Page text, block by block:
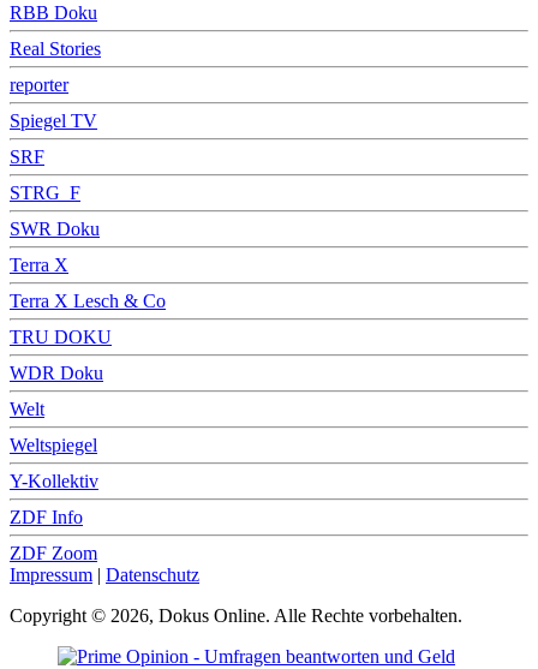
RBB Doku
Real Stories
reporter
Spiegel TV
SRF
STRG_F
SWR Doku
Terra X
Terra X Lesch & Co
TRU DOKU
WDR Doku
Welt
Weltspiegel
Y-Kollektiv
ZDF Info
ZDF Zoom
Impressum | Datenschutz
Copyright © 2026, Dokus Online. Alle Rechte vorbehalten.